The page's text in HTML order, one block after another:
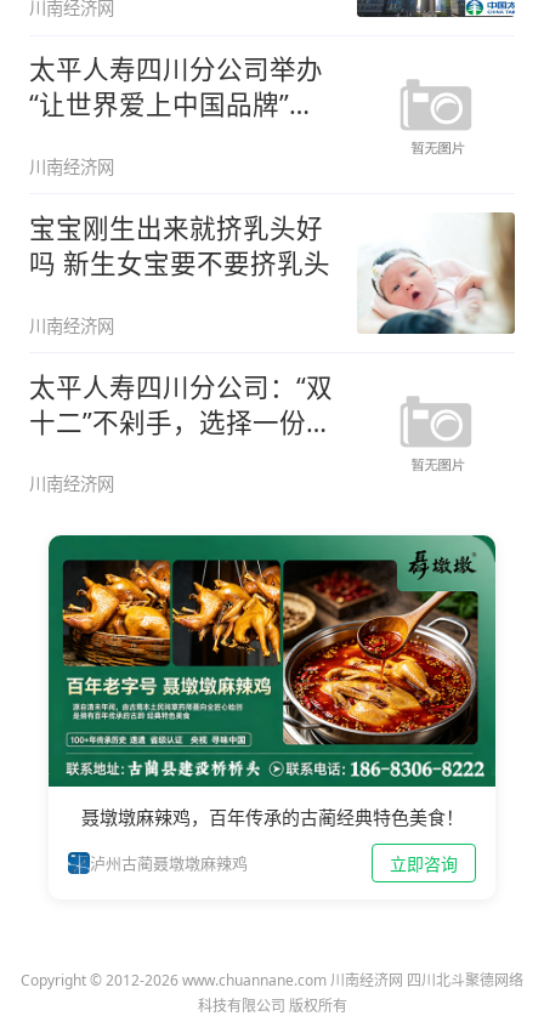
川南经济网
太平人寿四川分公司举办
“让世界爱上中国品牌”第
川南经济网
宝宝刚生出来就挤乳头好
吗 新生女宝要不要挤乳头
川南经济网
太平人寿四川分公司：“双
十二”不剁手，选择一份保
川南经济网
聂墩墩麻辣鸡，百年传承的古蔺经典特色美食！
泸州古蔺聂墩墩麻辣鸡 立即咨询
Copyright © 2012-2026 www.chuannane.com 川南经济网 四川北斗聚德网络
科技有限公司 版权所有